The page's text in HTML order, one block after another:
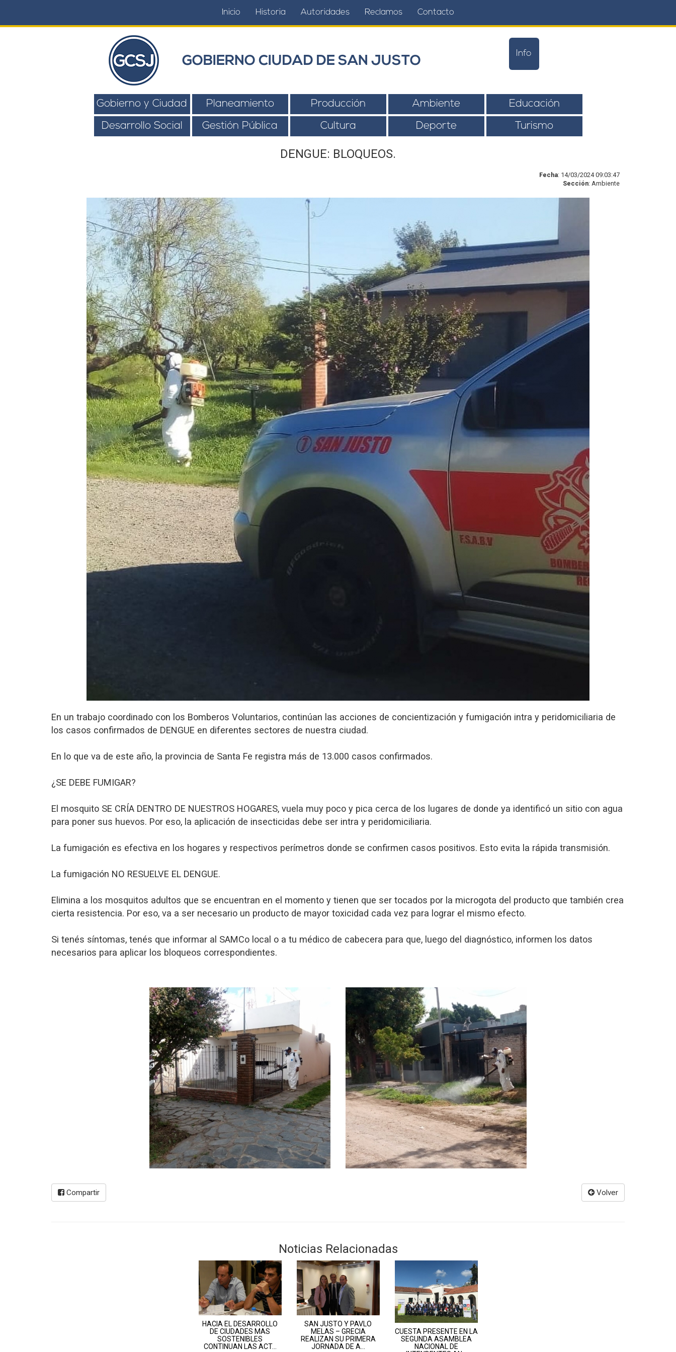
Inicio Historia Autoridades Reclamos Contacto
GOBIERNO CIUDAD DE SAN JUSTO
Info
Gobierno y Ciudad Planeamiento Producción Ambiente Educación
Desarrollo Social Gestión Pública Cultura Deporte Turismo
DENGUE: BLOQUEOS.
Fecha: 14/03/2024 09:03:47
Sección: Ambiente
En un trabajo coordinado con los Bomberos Voluntarios, continúan las acciones de concientización y fumigación intra y peridomiciliaria de
los casos confirmados de DENGUE en diferentes sectores de nuestra ciudad.
En lo que va de este año, la provincia de Santa Fe registra más de 13.000 casos confirmados.
¿SE DEBE FUMIGAR?
El mosquito SE CRÍA DENTRO DE NUESTROS HOGARES, vuela muy poco y pica cerca de los lugares de donde ya identificó un sitio con agua
para poner sus huevos. Por eso, la aplicación de insecticidas debe ser intra y peridomiciliaria.
La fumigación es efectiva en los hogares y respectivos perímetros donde se confirmen casos positivos. Esto evita la rápida transmisión.
La fumigación NO RESUELVE EL DENGUE.
Elimina a los mosquitos adultos que se encuentran en el momento y tienen que ser tocados por la microgota del producto que también crea
cierta resistencia. Por eso, va a ser necesario un producto de mayor toxicidad cada vez para lograr el mismo efecto.
Si tenés síntomas, tenés que informar al SAMCo local o a tu médico de cabecera para que, luego del diagnóstico, informen los datos
necesarios para aplicar los bloqueos correspondientes.
Compartir Volver
Noticias Relacionadas
HACIA EL DESARROLLO
DE CIUDADES MAS
SOSTENIBLES
CONTINUAN LAS ACT...
SAN JUSTO Y PAVLO
MELAS – GRECIA
REALIZAN SU PRIMERA
JORNADA DE A...
CUESTA PRESENTE EN LA
SEGUNDA ASAMBLEA
NACIONAL DE